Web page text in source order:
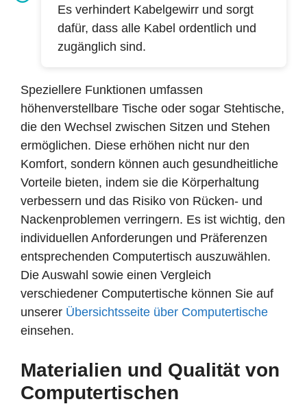
Es verhindert Kabelgewirr und sorgt
dafür, dass alle Kabel ordentlich und
zugänglich sind.
Speziellere Funktionen umfassen
höhenverstellbare Tische oder sogar Stehtische,
die den Wechsel zwischen Sitzen und Stehen
ermöglichen. Diese erhöhen nicht nur den
Komfort, sondern können auch gesundheitliche
Vorteile bieten, indem sie die Körperhaltung
verbessern und das Risiko von Rücken- und
Nackenproblemen verringern. Es ist wichtig, den
individuellen Anforderungen und Präferenzen
entsprechenden Computertisch auszuwählen.
Die Auswahl sowie einen Vergleich
verschiedener Computertische können Sie auf
unserer Übersichtsseite über Computertische
einsehen.
Materialien und Qualität von
Computertischen